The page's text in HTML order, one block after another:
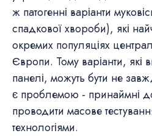
ж патогенні варіанти
спадкової хвороби), які
окремих популяціях
Європи. Тому варіанти, які
панелі, можуть бути не
є проблемою - принаймні
проводити масове
технологіями.